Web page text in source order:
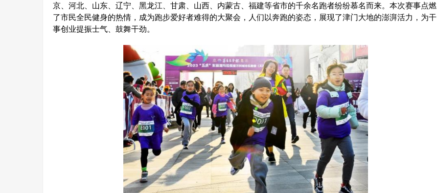
京、河北、山东、辽宁、黑龙江、甘肃、山西、内蒙古、福建等省市的千余名跑者纷纷慕名而来。本次赛事点燃
了市民全民健身的热情，成为跑步爱好者难得的大聚会，人们以奔跑的姿态，展现了津门大地的澎湃活力，为干
事创业提振士气、鼓舞干劲。